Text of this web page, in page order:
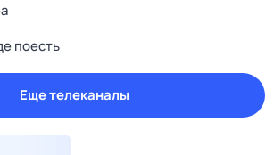
поеcть
Еще телеканалы